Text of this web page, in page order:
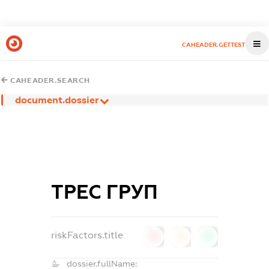
CAHEADER.GETTEST
CAHEADER.SEARCH
document.dossier
ТРЕС ГРУП
riskFactors.title
dossier.fullName: